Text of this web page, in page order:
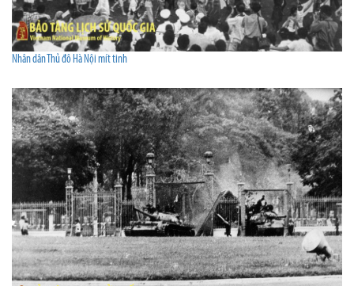
Nhân dân Thủ đô Hà Nội mít tinh